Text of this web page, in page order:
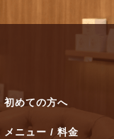
初めての方へ
メニュー / 料金